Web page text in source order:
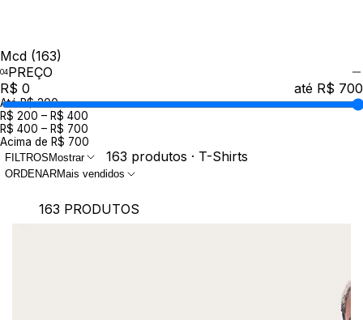
Mcd (163)
PREÇO
R$ 0
até R$ 700
Até R$ 200
R$ 200 – R$ 400
R$ 400 – R$ 700
Acima de R$ 700
FILTROS Mostrar 163 produtos · T-Shirts
ORDENARMais vendidos
163 PRODUTOS